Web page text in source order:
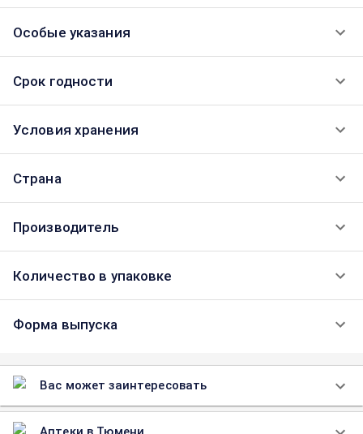
Особые указания
Срок годности
Условия хранения
Страна
Производитель
Количество в упаковке
Форма выпуска
Вас может заинтересовать